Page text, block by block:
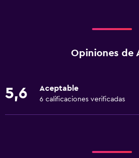
Opiniones de
5,6 Aceptable
6 calificaciones verificadas